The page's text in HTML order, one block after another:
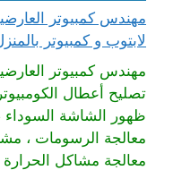
لابتوب و كمبيوتر
مهندس كمبيوتر
تصليح أعطال
ظهور الشاشة
معالجة الرسومات ،
معالجة مشاكل الحرارة